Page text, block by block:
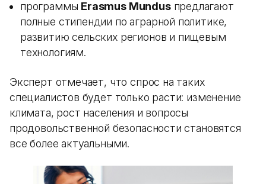
программы Erasmus Mundusпредлагают
полные стипендии по аграрной политике,
развитию сельских регионов и пищевым
технологиям.
Эксперт отмечает, что спрос на таких
специалистов будет только расти: изменение
климата, рост населения и вопросы
продовольственной безопасности становятся
все более актуальными.